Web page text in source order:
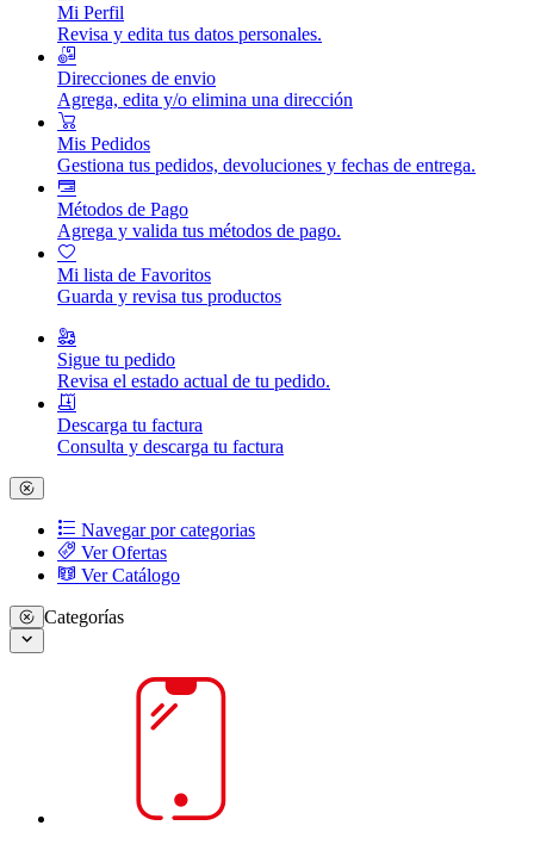
Mi Perfil
Revisa y edita tus datos personales.
Direcciones de envio
Agrega, edita y/o elimina una dirección
Mis Pedidos
Gestiona tus pedidos, devoluciones y fechas de entrega.
Métodos de Pago
Agrega y valida tus métodos de pago.
Mi lista de Favoritos
Guarda y revisa tus productos
Sigue tu pedido
Revisa el estado actual de tu pedido.
Descarga tu factura
Consulta y descarga tu factura
Navegar por categorias
Ver Ofertas
Ver Catálogo
Categorías